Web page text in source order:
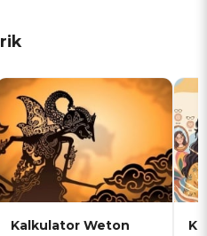
Kalkulator Weton